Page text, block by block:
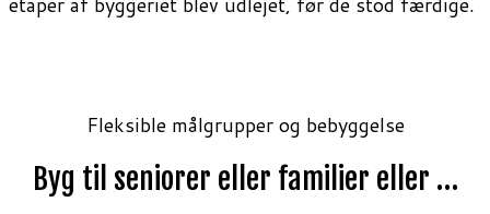
Fleksible målgrupper og bebyggelse
Byg til seniorer eller familier eller …